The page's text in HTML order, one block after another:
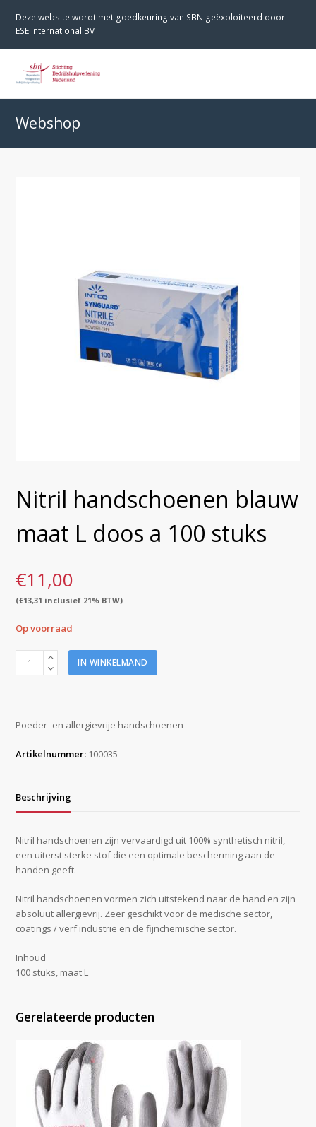
Deze website wordt met goedkeuring van SBN geëxploiteerd door
ESE International BV
Webshop
Nitril handschoenen blauw
maat L doos a 100 stuks
€11,00
(€13,31 inclusief 21% BTW)
Op voorraad
Nitril
handschoenen
doos
100
aantal
IN WINKELMAND
Poeder- en allergievrije handschoenen
Artikelnummer: 100035
Beschrijving
Nitril handschoenen zijn vervaardigd uit 100% synthetisch nitril,
een uiterst sterke stof die een optimale bescherming aan de
handen geeft.
Nitril handschoenen vormen zich uitstekend naar de hand en zijn
absoluut allergievrij. Zeer geschikt voor de medische sector,
coatings / verf industrie en de fijnchemische sector.
Inhoud
100 stuks, maat L
Gerelateerde producten